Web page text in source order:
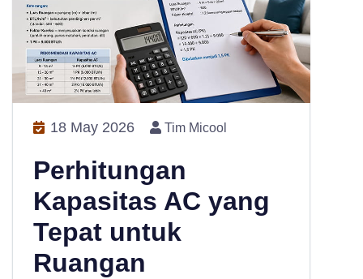
18 May 2026 Tim Micool
Perhitungan
Kapasitas AC yang
Tepat untuk
Ruangan